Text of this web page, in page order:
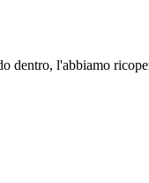
dentro, l'abbiamo